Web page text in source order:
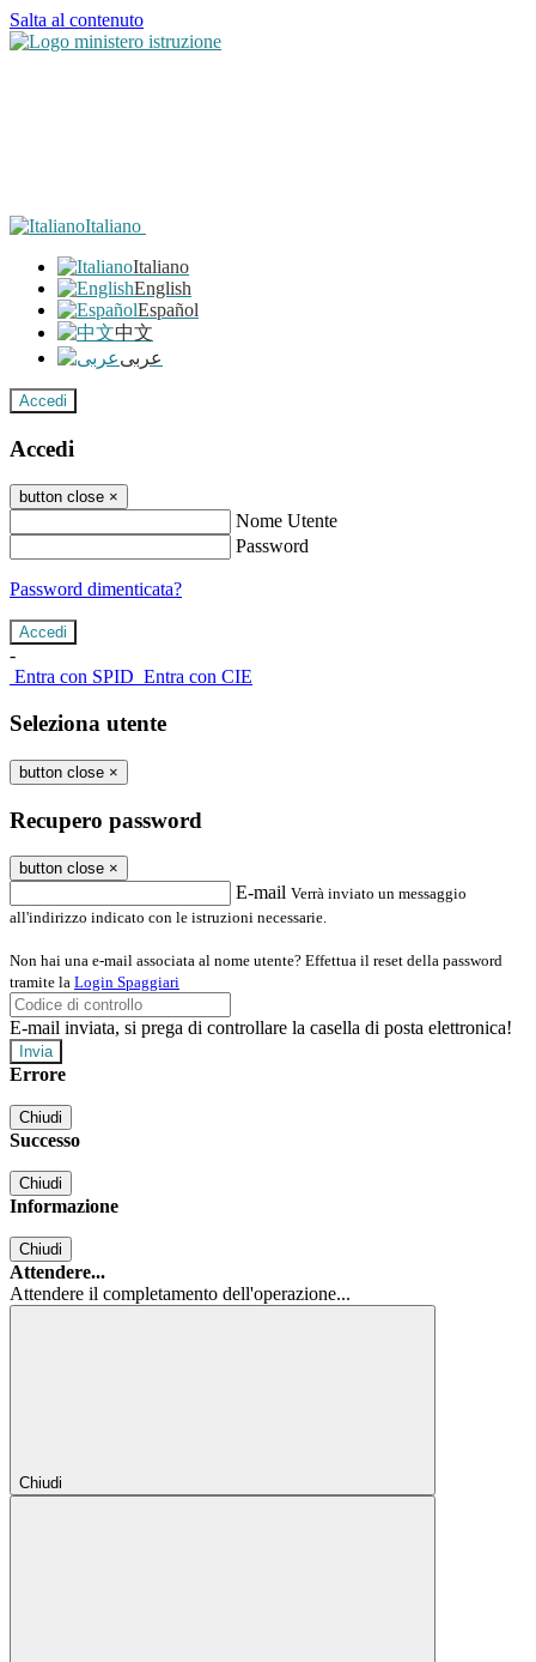
Salta al contenuto
Italiano
Italiano
English
Español
中文
عربى
Accedi
Accedi
button close ×
Nome Utente
Password
Password dimenticata?
-
Entra con SPID Entra con CIE
Seleziona utente
button close ×
Recupero password
button close ×
E-mail Verrà inviato un messaggio
all'indirizzo indicato con le istruzioni necessarie.
Non hai una e-mail associata al nome utente? Effettua il reset della password
tramite la Login Spaggiari
E-mail inviata, si prega di controllare la casella di posta elettronica!
Errore
Chiudi
Successo
Chiudi
Informazione
Chiudi
Attendere...
Attendere il completamento dell'operazione...
Chiudi